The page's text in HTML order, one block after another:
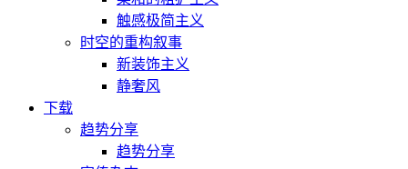
触感极简主义
时空的重构叙事
新装饰主义
静奢风
下载
趋势分享
趋势分享